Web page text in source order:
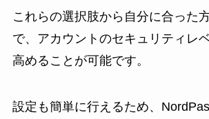
これらの選択肢から自分に合った
で、アカウントのセキュリティレ
高めることが可能です。
設定も簡単に行えるため、